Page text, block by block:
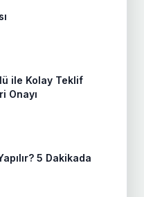
ile Kolay Teklif
Onayı
5 Dakikada